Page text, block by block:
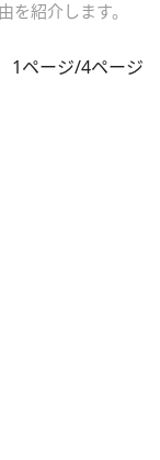
紹介します。
1ページ/4ページ